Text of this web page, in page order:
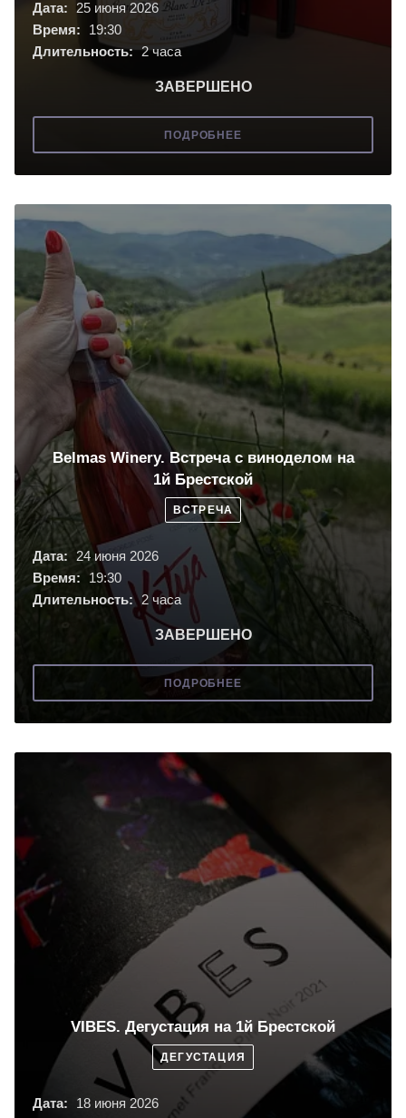
Дата:
25 июня 2026
Время:
19:30
Длительность: 2 часа
ЗАВЕРШЕНО
ПОДРОБНЕЕ
Belmas Winery. Встреча с виноделом на
1й Брестской
ВСТРЕЧА
Дата:
24 июня 2026
Время: 19:30
Длительность: 2 часа
ЗАВЕРШЕНО
ПОДРОБНЕЕ
VIBES. Дегустация на 1й Брестской
ДЕГУСТАЦИЯ
Дата:
18 июня 2026